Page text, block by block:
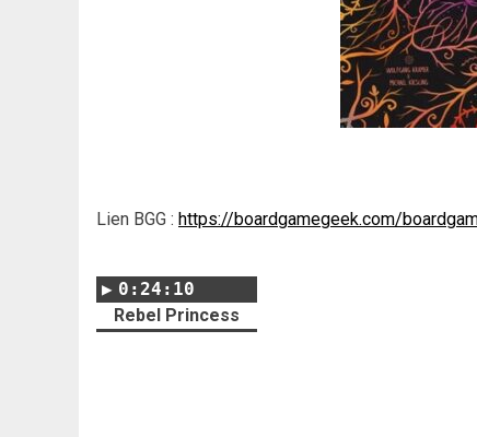
Lien BGG : https://boardgamegeek.com/
0:24:10
Rebel Princess